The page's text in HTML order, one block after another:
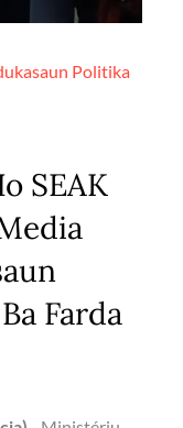
Politika
SEAK
Farda